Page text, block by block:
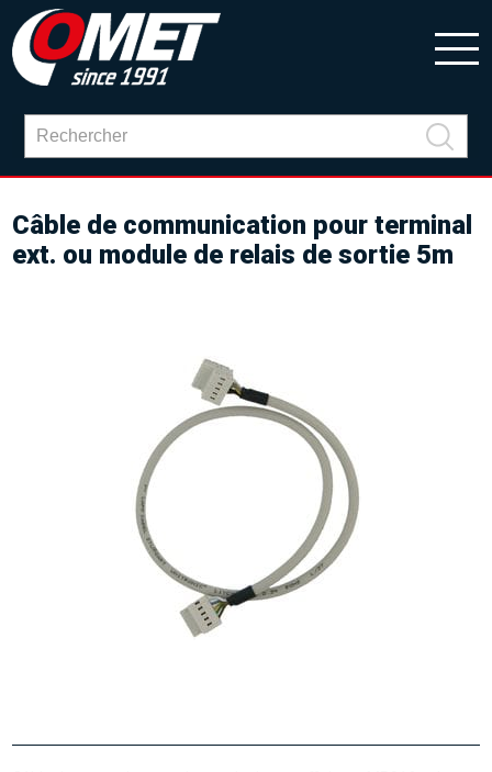
Câble de communication pour terminal
ext. ou module de relais de sortie 5m